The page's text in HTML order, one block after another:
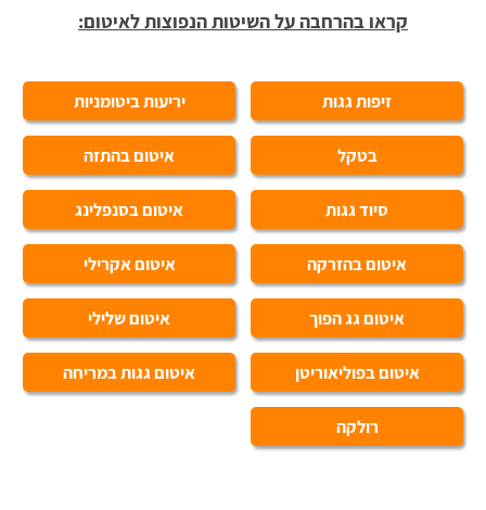
קראו בהרחבה על השיטות הנפוצות לאיטום:
זיפות גגות יריעות ביטומניות
בטקל איטום בהתזה
סיוד גגות איטום בסנפלינג
איטום בהזרקה איטום אקרילי
איטום גג הפוך איטום שלילי
איטום בפוליאוריטן איטום גגות במריחה
רולקה